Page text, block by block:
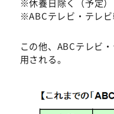
※ABCテレビ・テレ
この他、ABCテレビ
用される。